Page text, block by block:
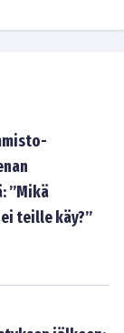
”Mikä
teille käy?”